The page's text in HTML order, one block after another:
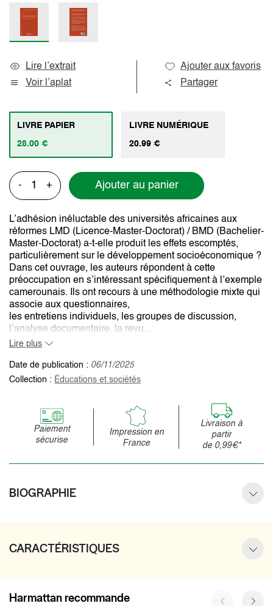
Lire l’extrait
Voir l’aplat
Ajouter aux favoris
Partager
LIVRE PAPIER
28.00 €
LIVRE NUMÉRIQUE
20.99 €
- + Ajouter au panier
L’adhésion inéluctable des universités africaines aux
réformes LMD (Licence-Master-Doctorat) / BMD (Bachelier-
Master-Doctorat) a-t-elle produit les effets escomptés,
particulièrement sur le développement socioéconomique ?
Dans cet ouvrage, les auteurs répondent à cette
préoccupation en s’intéressant spécifiquement à l’exemple
camerounais. Ils ont recours à une méthodologie mixte qui
associe aux questionnaires,
les entretiens individuels, les groupes de discussion,
l’analyse documentaire, la revu...
Lire plus
Date de publication : 06/11/2025
Collection : Éducations et sociétés
Paiement
sécurise
Impression en
France
Livraison à
partir
de 0,99€*
BIOGRAPHIE
CARACTÉRISTIQUES
Harmattan recommande